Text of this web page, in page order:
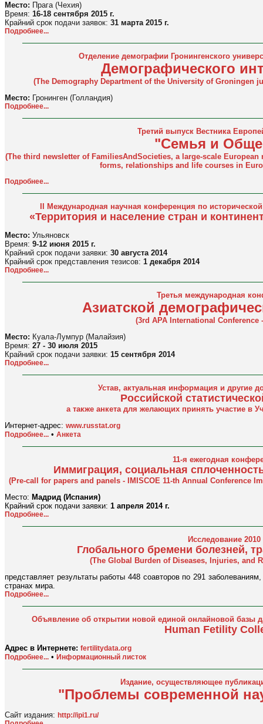
Место: Прага (Чехия)
Время: 16-18 сентября 2015 г.
Крайний срок подачи заявок: 31 марта 2015 г.
Подробнее...
Отделение демографии Гронингенского
Демографического
(The Demography Department of the University of Groningen
Место: Гронинген (Голландия)
Подробнее...
Третий выпуск Вестника
"Семья и
(The third newsletter of FamiliesAndSocieties, a large-scale
forms, relationships and life courses in
Подробнее...
II Международная научная конференция по
«Территория и население стран и
Место: Ульяновск
Время: 9-12 июня 2015 г.
Крайний срок подачи заявки: 30 августа 2014
Крайний срок представления тезисов: 1 декабря 2014
Подробнее...
Третья международная
Азиатской
(3rd APA International Conference
Место: Куала-Лумпур (Малайзия)
Время: 27 - 30 июля 2015
Крайний срок подачи заявки: 15 сентября 2014
Подробнее...
Устав, актуальная информация и другие
Российской
а также анкета для желающих принять участие в
Интернет-адрес: www.russtat.org
Подробнее... • Анкета
11-я ежегодная
Иммиграция, социальная
(Pre-call for papers and panels - IMISCOE 11-th Annual Conference
Место: Мадрид (Испания)
Крайний срок подачи заявки: 1 апреля 2014 г.
Подробнее...
Исследование 2010
Глобального бремени болезней,
(The Global Burden of Diseases, Injuries, and
представляет результаты работы 448 соавторов по 291
странах мира.
Подробнее...
Объявление об открытии новой единой онлайновой базы
Human Fetility
Адрес в Интернете: fertilitydata.org
Подробнее... • Информационный листок
Издание, осуществляющее
"Проблемы современной
Сайт издания: http://ipi1.ru/